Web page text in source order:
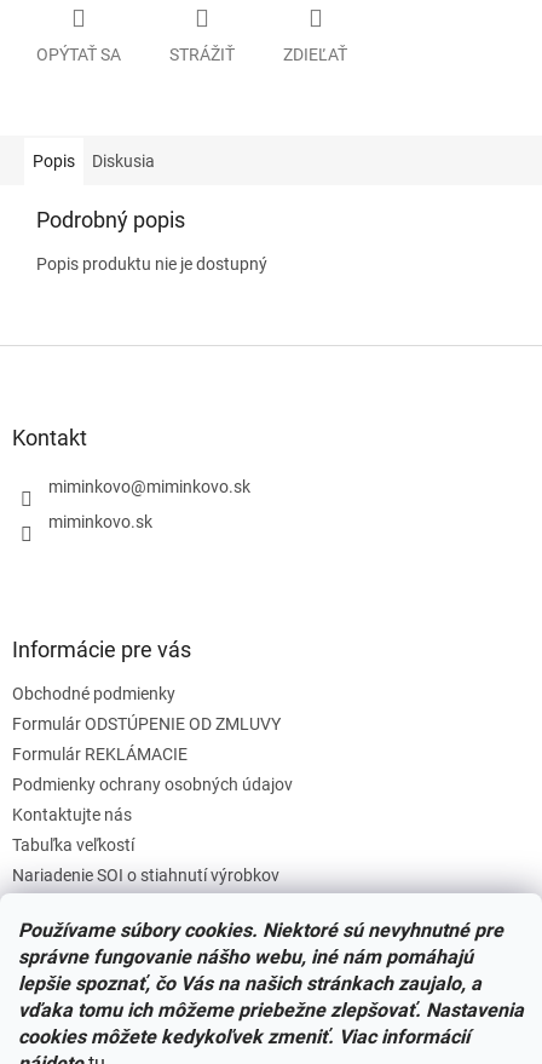
Používame súbory cookies. Niektoré sú nevyhnutné pre
správne fungovanie nášho webu, iné nám pomáhajú
lepšie spoznať, čo Vás na našich stránkach zaujalo, a
vďaka tomu ich môžeme priebežne zlepšovať. Nastavenia
cookies môžete kedykoľvek zmeniť. Viac informácií
OPÝTAŤ SA STRÁŽIŤ ZDIEĽAŤ
Popis Diskusia
Podrobný popis
Popis produktu nie je dostupný
Kontakt
miminkovo@miminkovo.sk
miminkovo.sk
Informácie pre vás
Obchodné podmienky
Formulár ODSTÚPENIE OD ZMLUVY
Formulár REKLÁMACIE
Podmienky ochrany osobných údajov
Kontaktujte nás
Tabuľka veľkostí
Nariadenie SOI o stiahnutí výrobkov
Zásady súborov COOKIES
Facebook